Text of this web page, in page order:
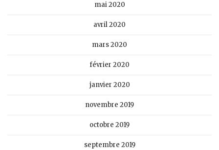
mai 2020
avril 2020
mars 2020
février 2020
janvier 2020
novembre 2019
octobre 2019
septembre 2019